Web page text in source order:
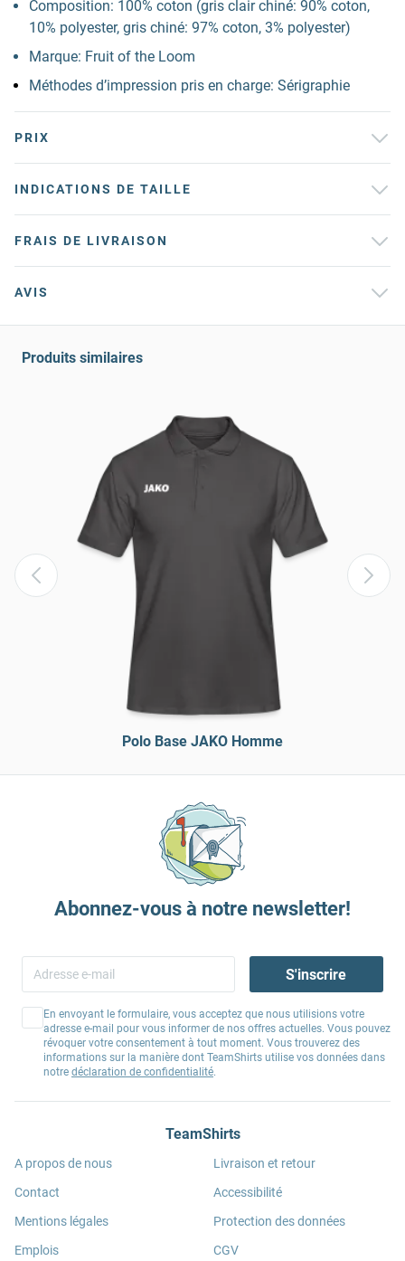
Composition: 100% coton (gris clair chiné: 90% coton,
10% polyester, gris chiné: 97% coton, 3% polyester)
Marque: Fruit of the Loom
Méthodes d’impression pris en charge: Sérigraphie
PRIX
INDICATIONS DE TAILLE
FRAIS DE LIVRAISON
AVIS
Produits similaires
Polo Base JAKO Homme
Abonnez-vous à notre newsletter!
S'inscrire
En envoyant le formulaire, vous acceptez que nous utilisions votre
adresse e-mail pour vous informer de nos offres actuelles. Vous pouvez
révoquer votre consentement à tout moment. Vous trouverez des
informations sur la manière dont TeamShirts utilise vos données dans
notre déclaration de confidentialité.
TeamShirts
A propos de nous
Contact
Mentions légales
Emplois
Livraison et retour
Accessibilité
Protection des données
CGV